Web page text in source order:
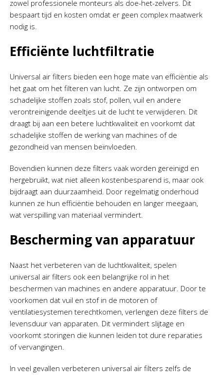
zowel professionele monteurs als doe-het-zelvers. Dit
bespaart tijd en kosten omdat er geen complex maatwerk
nodig is.
Efficiënte luchtfiltratie
Universal air filters bieden een hoge mate van efficiëntie als
het gaat om het filteren van lucht. Ze zijn ontworpen om
schadelijke stoffen zoals stof, pollen, vuil en andere
verontreinigende deeltjes uit de lucht te verwijderen. Dit
draagt bij aan een betere luchtkwaliteit en voorkomt dat
schadelijke stoffen de werking van machines of de
gezondheid van mensen beïnvloeden.
Bovendien kunnen deze filters vaak worden gereinigd en
hergebruikt, wat niet alleen kostenbesparend is, maar ook
bijdraagt aan duurzaamheid. Door regelmatig onderhoud
kunnen ze hun efficiëntie behouden en langer meegaan,
wat verspilling van materiaal vermindert.
Bescherming van apparatuur
Naast het verbeteren van de luchtkwaliteit, spelen
universal air filters ook een belangrijke rol in het
beschermen van machines en andere apparatuur. Door te
voorkomen dat vuil en stof in de motoren of
ventilatiesystemen terechtkomen, verlengen deze filters de
levensduur van apparaten. Dit vermindert slijtage en
voorkomt storingen die kunnen leiden tot dure reparaties
of vervangingen.
In veel gevallen verbeteren universal air filters zelfs de